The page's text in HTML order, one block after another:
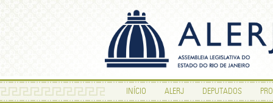
INÍCIO ALERJ DEPUTADOS